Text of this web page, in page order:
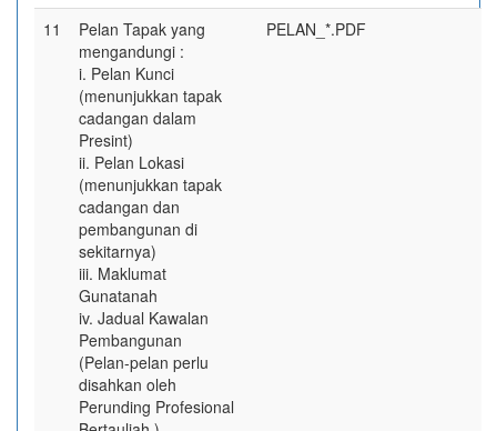
11
Pelan Tapak yang
mengandungi :
i. Pelan Kunci
(menunjukkan tapak
cadangan dalam
Presint)
ii. Pelan Lokasi
(menunjukkan tapak
cadangan dan
pembangunan di
sekitarnya)
iii. Maklumat
Gunatanah
iv. Jadual Kawalan
Pembangunan
(Pelan-pelan perlu
disahkan oleh
Perunding Profesional
PELAN_*.PDF